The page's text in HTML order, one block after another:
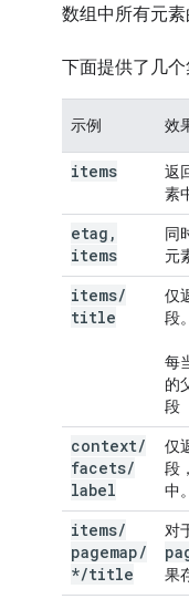
数组中所有元素
下面提供了几个
示例 效
items
返
素
etag ,
items
同
元
items/
title
仅
段。
每
的
段
context/
facets/
label
仅
段
中。
items/
pagemap/
*/title
对
果